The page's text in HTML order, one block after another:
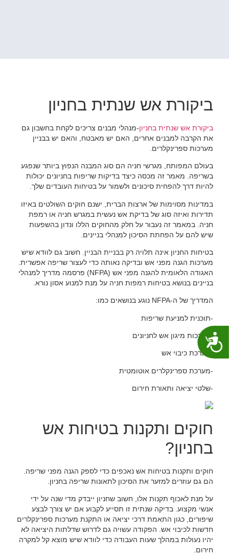
נגישות
ביקורת אש שנתית בחניון
ביקורת אש שנתית בחניון-מנהלי מבנים צריכים לקחת בחשבון גם
את הקרבה למבנים אחרים, האם יש מאבטח, והאם יש בבניין
מערכות ספרינקלרים.
בעולם המפותח, מגרשי חניה הם סוג המבנה הנפוץ ביותר שנפגע
בשריפה. מאמר זה מכסה כיצד בדיקות שריפות בחניונים יכולות
להיות דרך להפחית סיכונים ולשמור על בטיחות העובדים שלך.
במדינות מסוימות של ארצות הברית, ישנם חוקים השולטים באיזו
תדירות ואיזה סוג של בדיקת אש נעשית במגרש חניה או רמפת
חניה. במאמר זה נעבור על חלק מהחוקים הללו ונדון בהשפעות
שיש להם על הפחתת הסיכון למנהלי בניינים.
בטיחות החניון אינה תלויה רק בבניית הבניין. חשוב גם לוודא שיש
מערכות הגנה מפני אש ובדיקה נאותה כדי לעצור שריפה אפשרית.
האגודה הלאומית להגנה מפני אש (NFPA) פרסמה מדריך למנהלי
בניינים בנושא בטיחות רמפות חניה על מנת למנוע אסון נורא.
המדריך של ה-NFPA נוגע בנושאים כמו:
-תוכנית למניעת שריפות
-מערכות מיגון אש לחניונים
-מערכת כיבוי אש
-מערכת ספרינקלרים אוטומטית
-שלטי יציאה ותאורת חירום
חוקים ותקנות בטיחות אש
בחניון?
חוקים ותקנות בטיחות אש נאכפים כדי לספק הגנה מפני שריפה.
הם גם עוזרים למזער את הסיכון לתאונות שריפה בחניון.
על מנת לאכוף תקנות אלו, חשוב שחניון ייבדק מדי שנה על ידי
אנשי מקצוע. בדיקה שנתית זו תסייע לקבוע אם יש צורך לבצע
שיפורים, כגון התאמת דרכי יציאה או התקנת מערכות ספרינקלרים
חדשות לכיבוי אש. הפקודה עשויה גם לדרוש שדלתות היציאה לא
יהיו נעולות במהלך שעות העבודה כדי לוודא שיש מוצא קל למקרה
חירום.